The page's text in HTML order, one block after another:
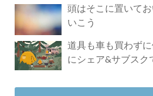
頭はそこに置いて
いこう
道具も車も買わず
にシェア&サブスク